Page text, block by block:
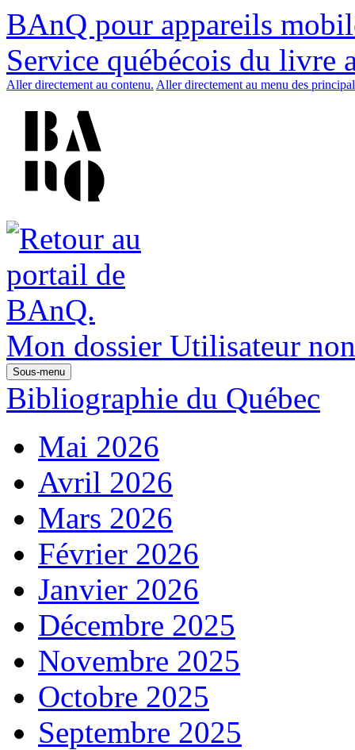
BAnQ pour appareils
Service québécois du livre
Aller directement au contenu. Aller directement au menu des
Mon dossier Utilisateur
Sous-menu
Bibliographie du Québec
Mai 2026
Avril 2026
Mars 2026
Février 2026
Janvier 2026
Décembre 2025
Novembre 2025
Octobre 2025
Septembre 2025